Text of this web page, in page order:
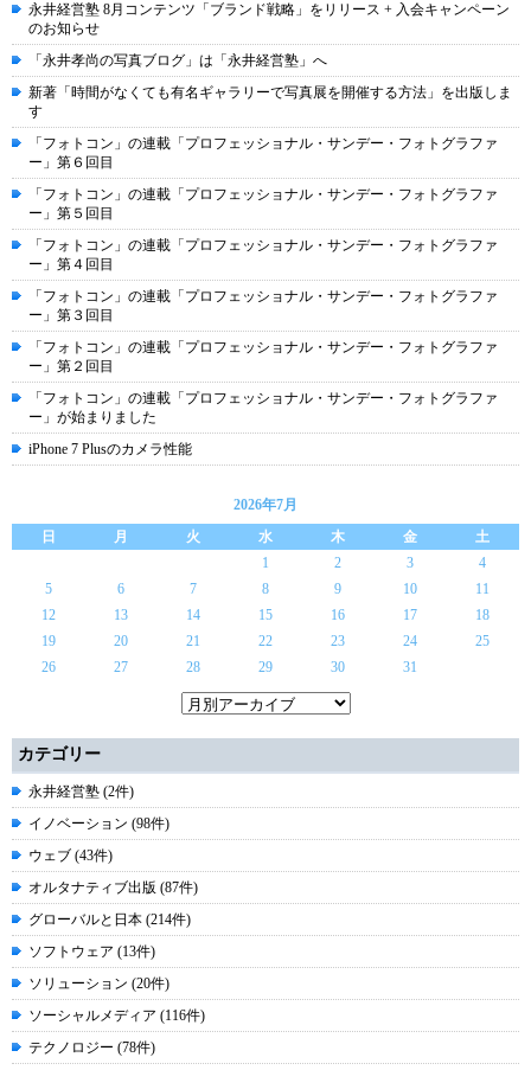
永井経営塾 8月コンテンツ「ブランド戦略」をリリース + 入会キャンペーン
のお知らせ
「永井孝尚の写真ブログ」は「永井経営塾」へ
新著「時間がなくても有名ギャラリーで写真展を開催する方法」を出版しま
す
「フォトコン」の連載「プロフェッショナル・サンデー・フォトグラファ
ー」第６回目
「フォトコン」の連載「プロフェッショナル・サンデー・フォトグラファ
ー」第５回目
「フォトコン」の連載「プロフェッショナル・サンデー・フォトグラファ
ー」第４回目
「フォトコン」の連載「プロフェッショナル・サンデー・フォトグラファ
ー」第３回目
「フォトコン」の連載「プロフェッショナル・サンデー・フォトグラファ
ー」第２回目
「フォトコン」の連載「プロフェッショナル・サンデー・フォトグラファ
ー」が始まりました
iPhone 7 Plusのカメラ性能
2026年7月
日
月 火 水 木 金
土
1
2 3
4
5
6 7 8 9 10
11
12
13 14 15 16 17
18
19
20 21 22 23 24
25
26
27 28 29 30 31
カテゴリー
永井経営塾 (2件)
イノベーション (98件)
ウェブ (43件)
オルタナティブ出版 (87件)
グローバルと日本 (214件)
ソフトウェア (13件)
ソリューション (20件)
ソーシャルメディア (116件)
テクノロジー (78件)